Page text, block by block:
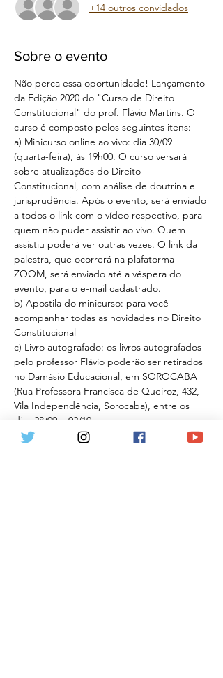
+14 outros convidados
Sobre o evento
Não perca essa oportunidade! Lançamento
da Edição 2020 do "Curso de Direito
Constitucional" do prof. Flávio Martins. O
curso é composto pelos seguintes itens:
a) Minicurso online ao vivo: dia 30/09
(quarta-feira), às 19h00. O curso versará
sobre atualizações do Direito
Constitucional, com análise de doutrina e
jurisprudência. Após o evento, será enviado
a todos o link com o vídeo respectivo, para
quem não puder assistir ao vivo. Quem
assistiu poderá ver outras vezes. O link da
palestra, que ocorrerá na plafatorma
ZOOM, será enviado até a véspera do
evento, para o e-mail cadastrado.
b) Apostila do minicurso: para você
acompanhar todas as novidades no Direito
Constitucional
c) Livro autografado: os livros autografados
pelo professor Flávio poderão ser retirados
no Damásio Educacional, em SOROCABA
(Rua Professora Francisca de Queiroz, 432,
Vila Independência, Sorocaba), entre os
dias 28/09 e 02/10.
d) valor diferenciado: tudo isso pelo valor